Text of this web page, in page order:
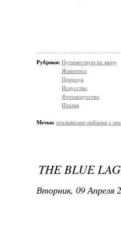
Рубрики: Путешествую по миру
Живопись
Природа
Искусство
Фотоискусство
Италия
Метки: итальянские пейзажи с
THE BLUE
Вторник, 09 Апреля